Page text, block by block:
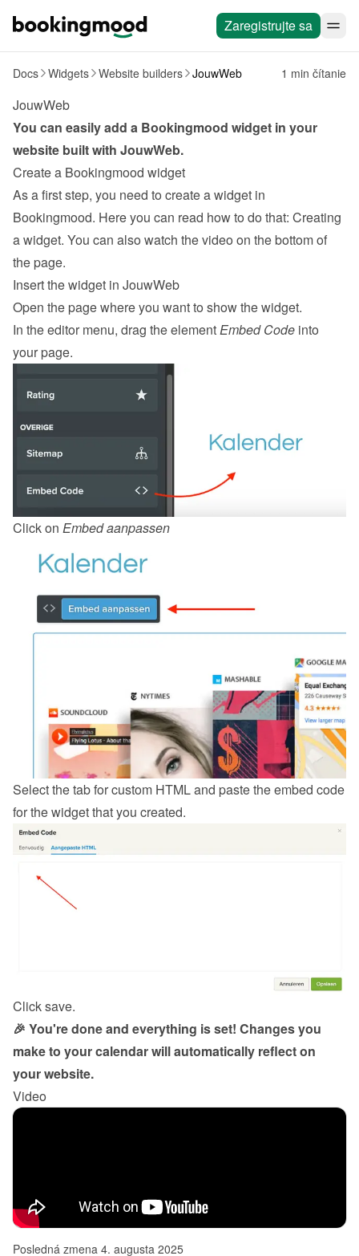
Zaregistrujte sa
Docs Widgets Website builders JouwWeb 1 min čítanie
JouwWeb
You can easily add a Bookingmood widget in your
website built with JouwWeb.
Create a Bookingmood widget
As a first step, you need to create a widget in
Bookingmood. Here you can read how to do that: Creating
a widget. You can also watch the video on the bottom of
the page.
Insert the widget in JouwWeb
Open the page where you want to show the widget.
In the editor menu, drag the element Embed Code into
your page.
Click on Embed aanpassen
Select the tab for custom HTML and paste the embed code
for the widget that you created.
Click save.
🎉 You're done and everything is set! Changes you
make to your calendar will automatically reflect on
your website.
Video
Posledná zmena 4. augusta 2025